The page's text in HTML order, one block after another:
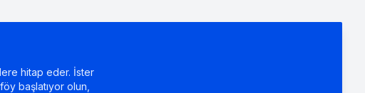
hitap eder. İster
başlatıyor olun,